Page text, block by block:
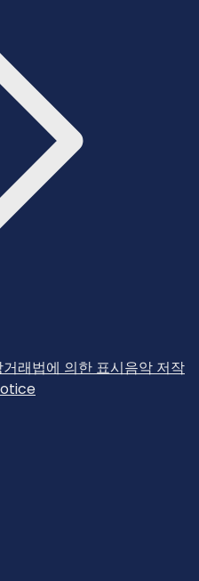
래법에 의한 표시음악 저작